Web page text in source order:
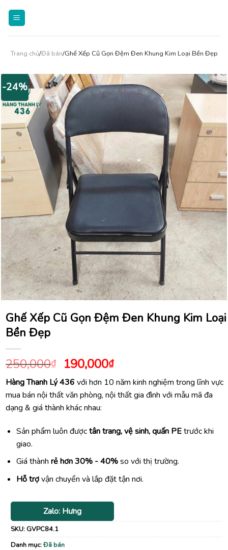
Trang chủ/Đã bán/Ghế Xếp Cũ Gọn Đệm Đen Khung Kim Loại Bền Đẹp
-24%
Ghế Xếp Cũ Gọn Đệm Đen Khung Kim Loại
Bền Đẹp
250,000₫ Giá
gốc
là:
250,000₫.
190,000₫Giá
hiện
tại
là:
Hàng Thanh Lý 436 với hơn 10 năm kinh nghiệm trong lĩnh vực
mua bán nội thất văn phòng, nội thất gia đình với mẫu mã đa
dạng & giá thành khác nhau:
Sản phẩm luôn đượctân trang, vệ sinh, quấn PEtrước khi
giao.
Giá thành rẻ hơn 30% - 40%so với thị trường.
Hỗ trợvận chuyển và lắp đặt tận nơi.
Zalo: Hưng
SKU: GVPC84.1
Danh mục:Đã bán